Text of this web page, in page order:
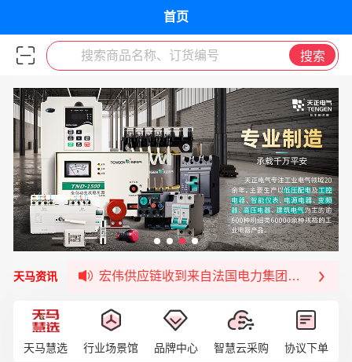
首页
搜索商品名称、订货编号 搜索
天马资讯
宏伟天马与航天电子超市顺利完成对接！
签约喜讯 | 宏伟与中铝集团成功签约！
福清核电—WD-40产品交流会圆满结束
宏伟天马与网易严选达成品牌合作
宏伟供应链与第一师阿拉尔市签署战略框架合
天马慧选 行业场景馆 品牌中心 智慧云采购 协议下单